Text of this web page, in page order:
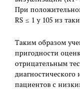
При
RS ≤ 1 у 105 из
Таким образом
пригодности
отрицательным
диагностического
пациентов с